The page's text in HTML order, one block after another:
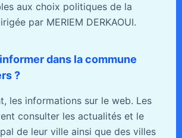
aux choix politiques de la
par MERIEM DERKAOUI.
dans la commune
?
les informations sur le web. Les
consulter les actualités et le
de leur ville ainsi que des villes